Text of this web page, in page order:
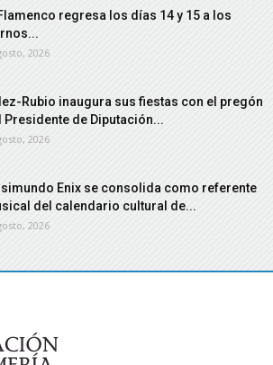
regresa los días 14 y 15 a los
2026
Rubio inaugura sus fiestas con el pregón
Presidente de Diputación...
2026
Enix se consolida como referente
del calendario cultural de...
2026